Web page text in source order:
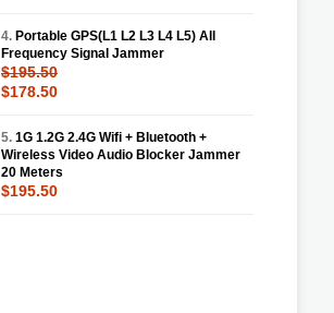
4. Portable GPS(L1 L2 L3 L4 L5) All
Frequency Signal Jammer
$195.50
$178.50
5. 1G 1.2G 2.4G Wifi + Bluetooth +
Wireless Video Audio Blocker Jammer
20 Meters
$195.50